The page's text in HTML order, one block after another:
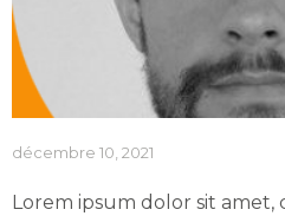
décembre 10, 2021
Lorem ipsum dolor sit amet,